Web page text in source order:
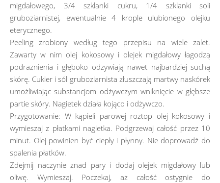
migdałowego, 3/4 szklanki cukru, 1/4 szklanki soli
gruboziarnistej, ewentualnie 4 krople ulubionego olejku
eterycznego.
Peeling zrobiony według tego przepisu na wiele zalet.
Zawarty w nim olej kokosowy i olejek migdałowy łagodzą
podrażnienia i głęboko odżywiają nawet najbardziej suchą
skórę. Cukier i sól gruboziarnista złuszczają martwy naskórek
umożliwiając substancjom odżywczym wniknięcie w głębsze
partie skóry. Nagietek działa kojąco i odżywczo.
Przygotowanie: W kąpieli parowej roztop olej kokosowy i
wymieszaj z płatkami nagietka. Podgrzewaj całość przez 10
minut. Olej powinien być ciepły i płynny. Nie doprowadź do
spalenia płatków.
Zdejmij naczynie znad pary i dodaj olejek migdałowy lub
oliwę. Wymieszaj. Poczekaj, aż całość ostygnie do